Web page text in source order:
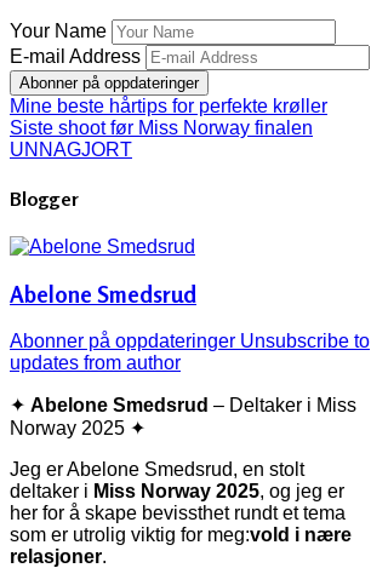
Your Name
E-mail Address
Abonner på oppdateringer
Mine beste hårtips for perfekte krøller
Siste shoot før Miss Norway finalen
UNNAGJORT
Blogger
Abelone Smedsrud
Abonner på oppdateringer Unsubscribe to
updates from author
✦ Abelone Smedsrud – Deltaker i Miss
Norway 2025 ✦
Jeg er Abelone Smedsrud, en stolt
deltaker i Miss Norway 2025, og jeg er
her for å skape bevissthet rundt et tema
som er utrolig viktig for meg:vold i nære
relasjoner.